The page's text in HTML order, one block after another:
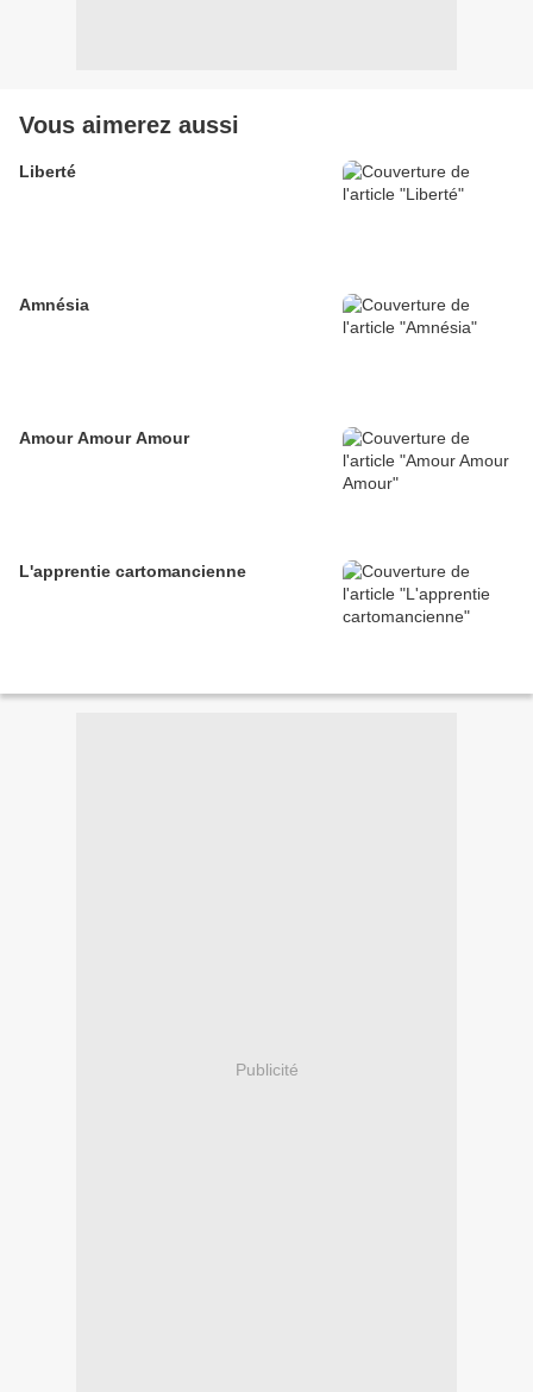
Vous aimerez aussi
Liberté
Amnésia
Amour Amour Amour
L'apprentie cartomancienne
Publicité